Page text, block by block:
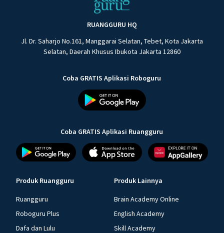
RUANGGURU HQ
Jl. Dr. Saharjo No.161, Manggarai Selatan, Tebet, Kota Jakarta
Selatan, Daerah Khusus Ibukota Jakarta 12860
Coba GRATIS Aplikasi Roboguru
Coba GRATIS Aplikasi Ruangguru
Produk Ruangguru
Ruangguru
Roboguru Plus
Dafa dan Lulu
Produk Lainnya
Brain Academy Online
English Academy
Skill Academy